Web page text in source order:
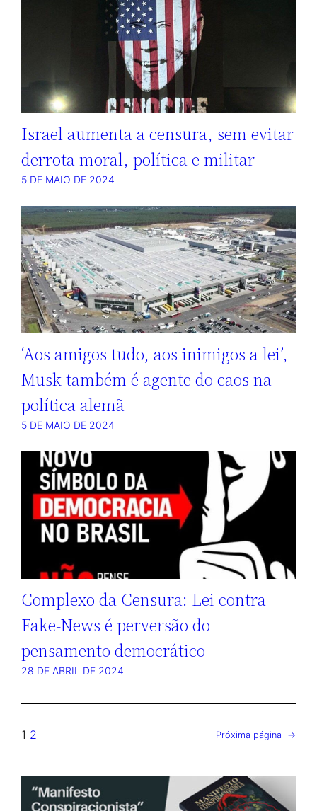
Israel aumenta a censura, sem evitar
derrota moral, política e militar
5 DE MAIO DE 2024
‘Aos amigos tudo, aos inimigos a lei’,
Musk também é agente do caos na
política alemã
5 DE MAIO DE 2024
Complexo da Censura: Lei contra
Fake-News é perversão do
pensamento democrático
28 DE ABRIL DE 2024
1 2 Próxima página →